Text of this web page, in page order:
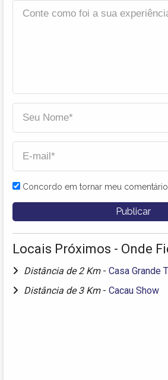
Concordo em tornar meu
Locais Próximos - Onde
Distância de 2 Km - Casa Grande
Distância de 3 Km - Cacau Show